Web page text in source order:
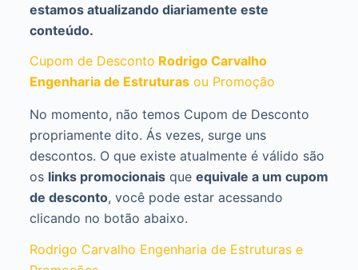
estamos atualizando diariamente este
conteúdo.
Cupom de Desconto Rodrigo Carvalho
Engenharia de Estruturas ou Promoção
No momento, não temos Cupom de Desconto
propriamente dito. Ás vezes, surge uns
descontos. O que existe atualmente é válido são
os links promocionaisque equivale a um cupom
de desconto, você pode estar acessando
clicando no botão abaixo.
Rodrigo Carvalho Engenharia de Estruturas e